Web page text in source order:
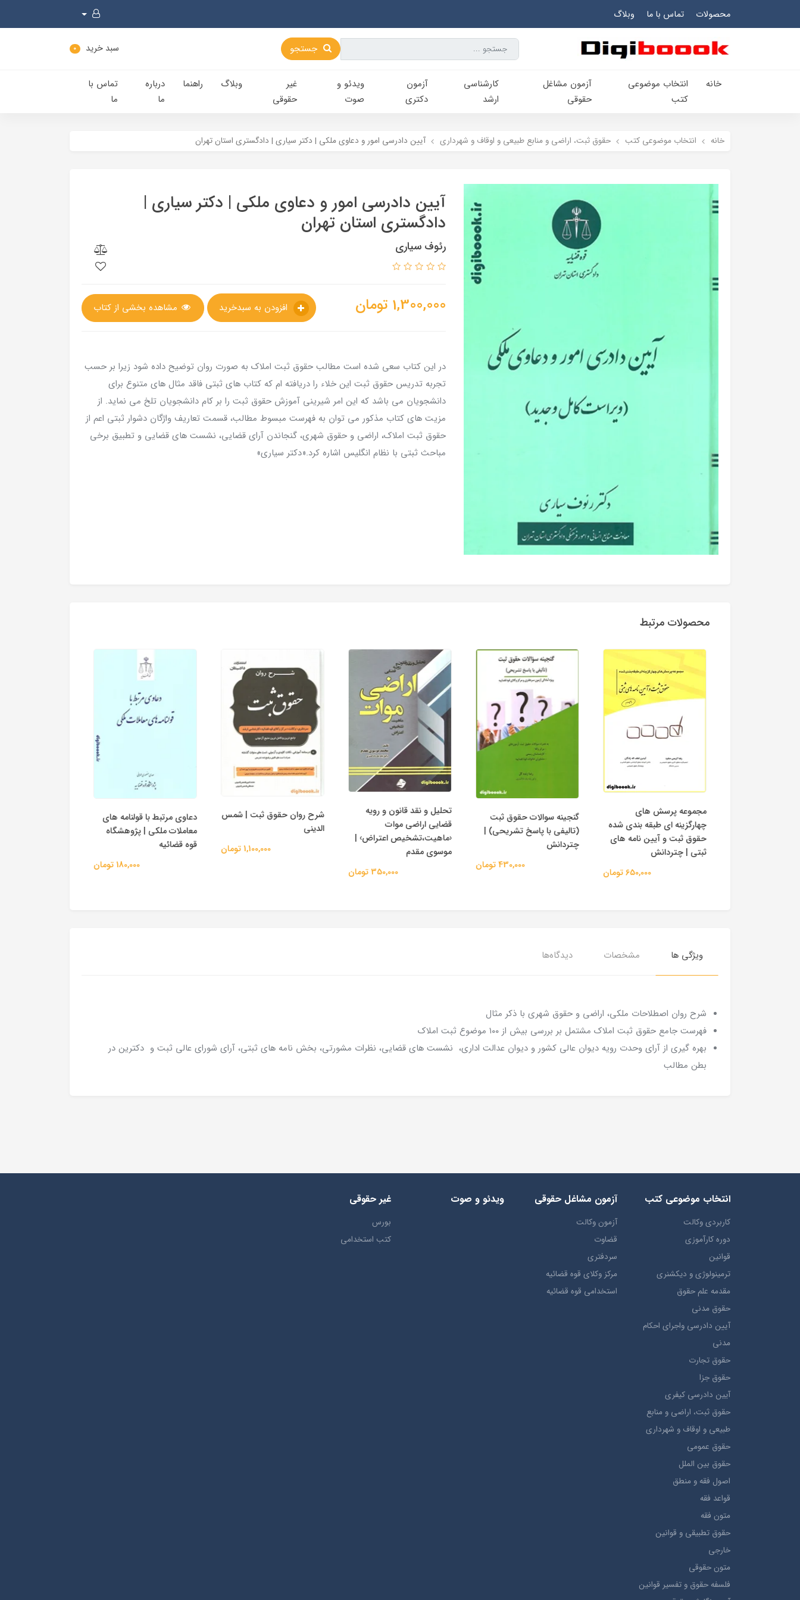
محصولات تماس با ما وبلاگ
جستجو سبد خرید 0
خانه
انتخاب​ موضوعي​
کتب
آزمون مشاغل
حقوقی
کارشناسی‌
ارشد
آزمون
دکتری
ویدئو و
صوت
غیر
حقوقی
وبلاگ راهنما
درباره
ما
تماس با
ما
خانه انتخاب​ موضوعي​ کتب حقوق ثبت، اراضي و منابع طبيعي و اوقاف و شهرداری آیین دادرسی امور و دعاوی ملکی | دکتر سیاری | دادگستری استان تهران
آیین دادرسی امور و دعاوی ملکی | دکتر سیاری |
دادگستری استان تهران
رئوف سیاری
1,300,000 تومان مشاهده بخشی از کتاب
در این کتاب سعی شده است مطالب حقوق ثبت املاک به صورت روان توضیح داده شود زیرا بر حسب
تجربه تدریس حقوق ثبت این خلاء را دریافته ام که کتاب های ثبتی فاقد مثال های متنوع برای
دانشجویان می باشد که این امر شیرینی آموزش حقوق ثبت را بر کام دانشجویان تلخ می نماید. از
مزیت های کتاب مذکور می توان به فهرست مبسوط مطالب، قسمت تعاریف واژگان دشوار ثبتی اعم از
حقوق ثبت املاک، اراضی و حقوق شهری، گنجاندن آرای قضایی، نشست های قضایی و تطبيق برخی
مباحث ثبتی با نظام انگلیس اشاره کرد.«دکتر سیاری»
محصولات مرتبط
مجموعه پرسش های
چهارگزینه ای طبقه بندی شده
حقوق ثبت و آیین نامه های
ثبتی | چتردانش
650,000 تومان
گنجینه سوالات حقوق ثبت
(تالیفی با پاسخ تشریحی) |
چتردانش
430,000 تومان
تحلیل و نقد قانون و رویه
قضایی اراضی موات
‹ماهیت،تشخیص اعتراض› |
موسوی مقدم
350,000 تومان
شرح روان حقوق ثبت | شمس
الدینی
1,100,000 تومان
دعاوی مرتبط با قولنامه های
معاملات ملکی | پژوهشگاه
قوه قضائیه
180,000 تومان
ویژگی ها مشخصات دیدگاه‌ها
شرح روان اصطلاحات ملکی، اراضی و حقوق شهری با ذکر مثال
فهرست جامع حقوق ثبت املاک مشتمل بر بررسی بیش از ۱۰۰ موضوع ثبت املاک
بهره گیری از آرای وحدت رویه دیوان عالی کشور و دیوان عدالت اداری، نشست های قضایی، نظرات مشورتی، بخش نامه های ثبتی، آرای شورای عالی ثبت و دکترین در
بطن مطالب
انتخاب​ موضوعي​ کتب
کاربردی وکالت
دوره کارآموزی
قوانین
ترمينولوژي و ديکشنري
مقدمه علم حقوق
حقوق مدني
آيين دادرسي ​واجراي ​احکام ​
مدني
حقوق تجارت
حقوق جزا
آيین دادرسی کیفری
حقوق ثبت، اراضي و منابع
طبيعي و اوقاف و شهرداری
حقوق عمومی
حقوق بين الملل
اصول فقه و منطق
قواعد فقه
متون فقه
حقوق تطبيقي و قوانین
خارجی
متون حقوقي
فلسفه حقوق و تفسیر قوانین
آزمون مشاغل حقوقی
آزمون وکالت
قضاوت
سردفتری
مرکز وکلای قوه قضائیه
استخدامی قوه قضائیه
ویدئو و صوت غیر حقوقی
بورس
کتب استخدامی